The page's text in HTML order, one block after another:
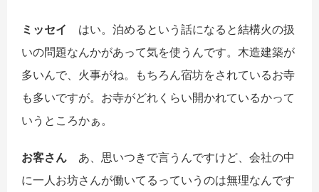
ミッセイ はい。泊めるという話になると結構火の扱
いの問題なんかがあって気を使うんです。木造建築が
多いんで、火事がね。もちろん宿坊をされているお寺
も多いですが。お寺がどれくらい開かれているかって
いうところかぁ。
お客さん あ、思いつきで言うんですけど、会社の中
に一人お坊さんが働いてるっていうのは無理なんです